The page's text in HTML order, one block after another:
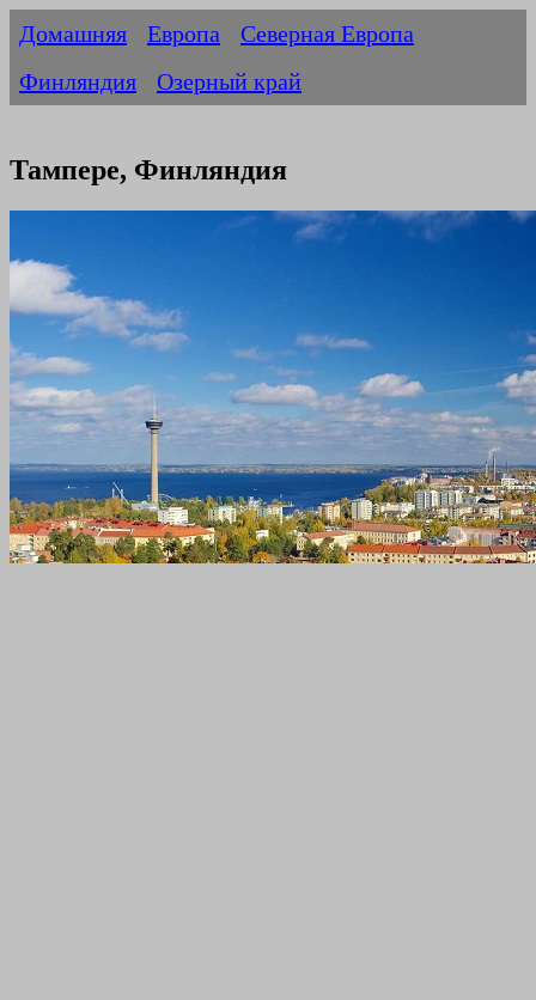
Домашняя Европа
Северная Европа
Финляндия
Озерный край
Тампере, Финляндия